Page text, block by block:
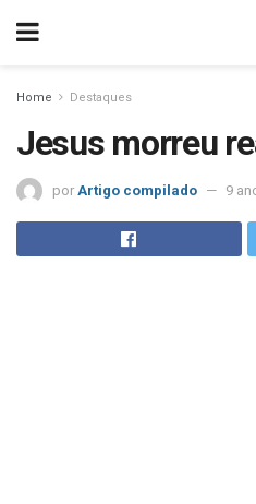
Home Destaques
Jesus morreu
por Artigo compilado 9